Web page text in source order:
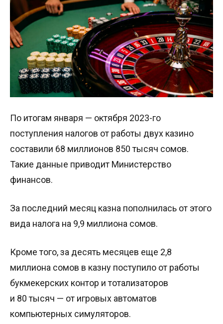
По итогам января — октября 2023-го
поступления налогов от работы двух казино
составили 68 миллионов 850 тысяч сомов.
Такие данные приводит Министерство
финансов.
За последний месяц казна пополнилась от этого
вида налога на 9,9 миллиона сомов.
Кроме того, за десять месяцев еще 2,8
миллиона сомов в казну поступило от работы
букмекерских контор и тотализаторов
и 80 тысяч — от игровых автоматов
компьютерных симуляторов.